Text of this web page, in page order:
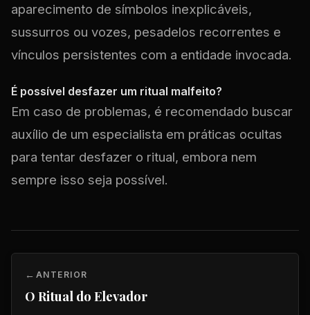
aparecimento de símbolos inexplicáveis,
sussurros ou vozes, pesadelos recorrentes e
vínculos persistentes com a entidade invocada.
É possível desfazer um ritual malfeito?
Em caso de problemas, é recomendado buscar
auxílio de um especialista em práticas ocultas
para tentar desfazer o ritual, embora nem
sempre isso seja possível.
ANTERIOR
O Ritual do Elevador